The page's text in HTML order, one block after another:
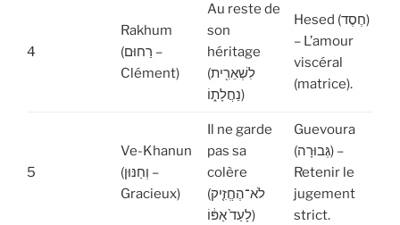
4
Rakhum
(רַחוּם –
Clément)
Au reste de
son
héritage
(לִשְׁאֵרִ֖ית
נַחֲלָת֑וֹ)
Hesed (חֶסֶד)
– L’amour
viscéral
(matrice).
5
Ve-Khanun
(וְחַנּוּן –
Gracieux)
Il ne garde
pas sa
colère
(לֹא־הֶחֱזִ֤יק
לָעַד֙ אַפּ֔וֹ)
Guevoura
(גְּבוּרָה) –
Retenir le
jugement
strict.